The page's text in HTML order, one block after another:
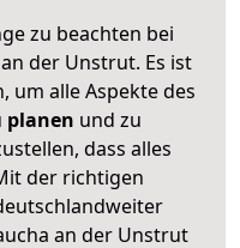
zu beachten bei
der Unstrut. Es ist
um alle Aspekte des
planen und zu
dass alles
der richtigen
an der Unstrut